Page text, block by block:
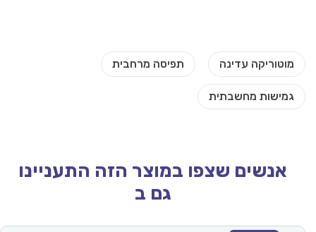
אנשים שצפו במוצר הזה התעניינו
גם ב